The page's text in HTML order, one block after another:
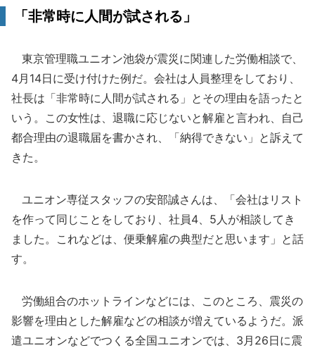
「非常時に人間が試される」
東京管理職ユニオン池袋が震災に関連した労働相談で、
4月14日に受け付けた例だ。会社は人員整理をしており、
社長は「非常時に人間が試される」とその理由を語ったと
いう。この女性は、退職に応じないと解雇と言われ、自己
都合理由の退職届を書かされ、「納得できない」と訴えて
きた。
ユニオン専従スタッフの安部誠さんは、「会社はリスト
を作って同じことをしており、社員4、5人が相談してき
ました。これなどは、便乗解雇の典型だと思います」と話
す。
労働組合のホットラインなどには、このところ、震災の
影響を理由とした解雇などの相談が増えているようだ。派
遣ユニオンなどでつくる全国ユニオンでは、3月26日に震